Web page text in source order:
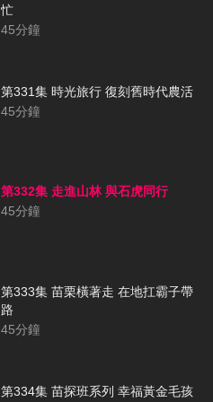
忙
45分鐘
第331集 時光旅行 復刻舊時代農活
45分鐘
第332集 走進山林 與石虎同行
45分鐘
第333集 苗栗橫著走 在地扛霸子帶
路
45分鐘
第334集 苗探班系列 幸福黃金毛孩